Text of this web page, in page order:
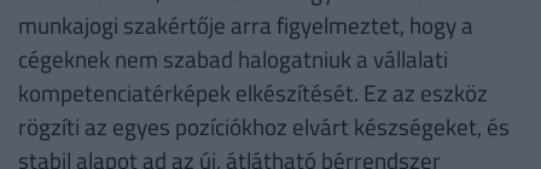
munkajogi szakértője arra figyelmeztet, hogy a
cégeknek nem szabad halogatniuk a vállalati
kompetenciatérképek elkészítését. Ez az eszköz
rögzíti az egyes pozíciókhoz elvárt készségeket, és
stabil alapot ad az új, átlátható bérrendszer